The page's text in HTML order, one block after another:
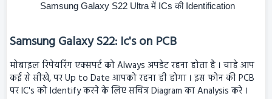
Samsung Galaxy S22 Ultra में ICs की Identification
Samsung Galaxy S22: Ic's on PCB
मोबाइल रिपेयरिंग एक्सपर्ट को Always अपडेट रहना होता है । चाहे आप
कई से सीखे, पर Up to Date आपको रहना ही होगा । इस फोन की PCB
पर IC's को Identify करने के लिए सचित्र Diagram का Analysis करे ।